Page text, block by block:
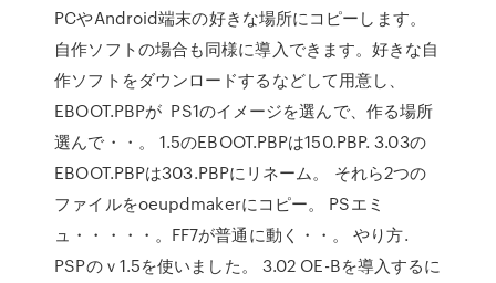
PCやAndroid端末の好きな場所にコピーします。
自作ソフトの場合も同様に導入できます。好きな自
作ソフトをダウンロードするなどして用意し、
EBOOT.PBPが PS1のイメージを選んで、作る場所
選んで・・。 1.5のEBOOT.PBPは150.PBP. 3.03の
EBOOT.PBPは303.PBPにリネーム。 それら2つの
ファイルをoeupdmakerにコピー。 PSエミ
ュ・・・・・。FF7が普通に動く・・。 やり方.
PSPのｖ1.5を使いました。 3.02 OE-Bを導入するに